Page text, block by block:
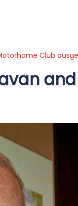
Club